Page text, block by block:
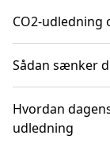
CO2-
Sådan sænker
Hvordan
udledning